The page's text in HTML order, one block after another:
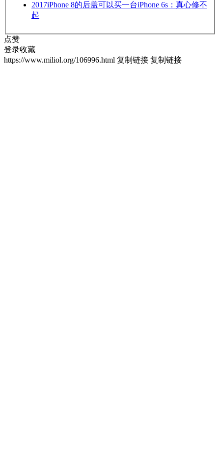
2017iPhone 8的后盖可以买一台iPhone 6s：真心修不
起
点赞
登录收藏
https://www.miliol.org/106996.html 复制链接 复制链接